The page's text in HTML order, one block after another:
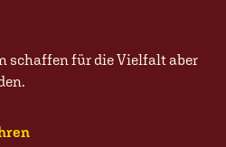
schaffen für die Vielfalt aber